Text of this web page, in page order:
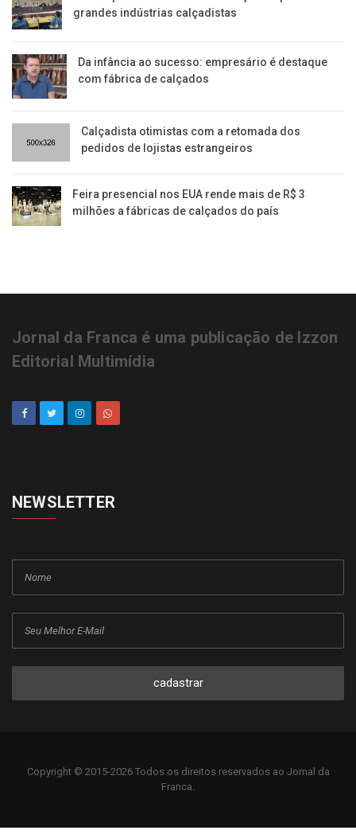
grandes indústrias calçadistas
Da infância ao sucesso: empresário é destaque
com fábrica de calçados
Calçadista otimistas com a retomada dos
pedidos de lojistas estrangeiros
Feira presencial nos EUA rende mais de R$ 3
milhões a fábricas de calçados do país
Jornal da Franca é uma publicação de Izzon
Editorial Multimídia
NEWSLETTER
cadastrar
Copyright © 2015-2026 Todos os direitos reservados ao Jornal da
Franca.